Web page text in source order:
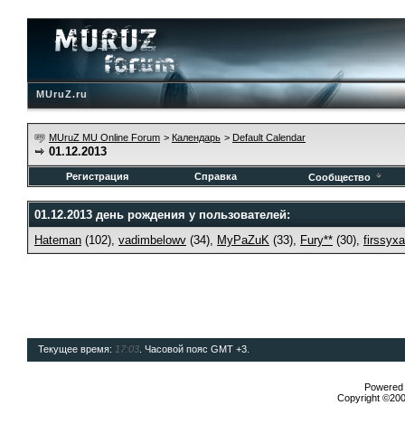
MUruZ.ru
MUruZ MU Online Forum > Календарь > Default Calendar
01.12.2013
Регистрация Справка Сообщество
01.12.2013 день рождения у пользователей:
Hateman (102), vadimbelowv (34), MyPaZuK (33), Fury** (30),
Текущее время: 17:03 . Часовой пояс GMT +3.
Copyright